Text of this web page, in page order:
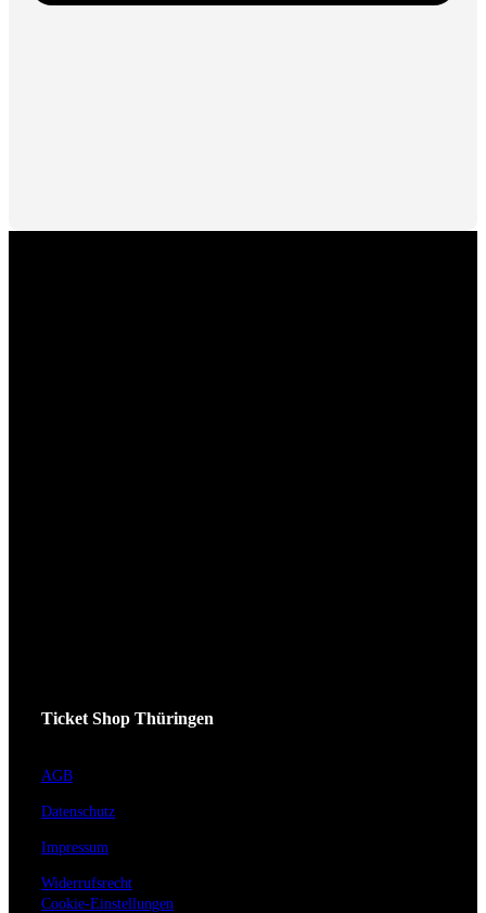
Ticket Shop Thüringen
AGB
Datenschutz
Impressum
Widerrufsrecht
Cookie-Einstellungen